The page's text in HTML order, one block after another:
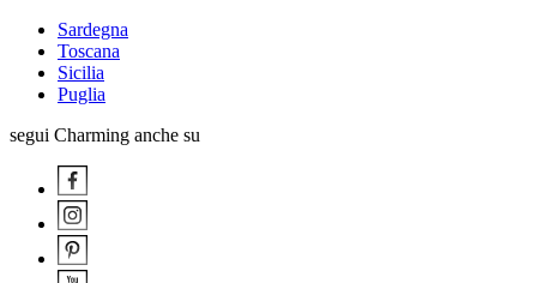
Sardegna
Toscana
Sicilia
Puglia
segui Charming anche su